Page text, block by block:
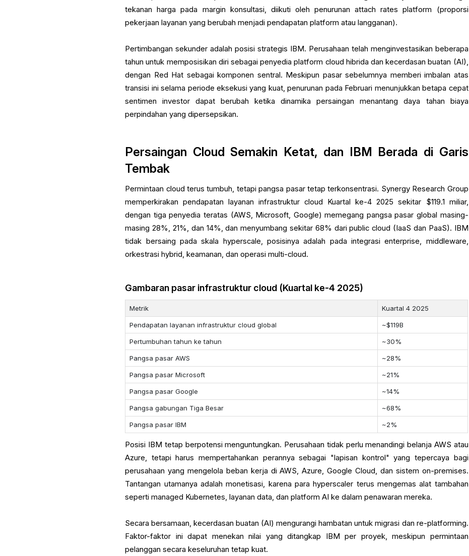
tekanan harga pada margin konsultasi, diikuti oleh penurunan attach rates platform (proporsi
pekerjaan layanan yang berubah menjadi pendapatan platform atau langganan).
Pertimbangan sekunder adalah posisi strategis IBM. Perusahaan telah menginvestasikan beberapa
tahun untuk memposisikan diri sebagai penyedia platform cloud hibrida dan kecerdasan buatan (AI),
dengan Red Hat sebagai komponen sentral. Meskipun pasar sebelumnya memberi imbalan atas
transisi ini selama periode eksekusi yang kuat, penurunan pada Februari menunjukkan betapa cepat
sentimen investor dapat berubah ketika dinamika persaingan menantang daya tahan biaya
perpindahan yang dipersepsikan.
Persaingan Cloud Semakin Ketat, dan IBM Berada di Garis
Tembak
Permintaan cloud terus tumbuh, tetapi pangsa pasar tetap terkonsentrasi. Synergy Research Group
memperkirakan pendapatan layanan infrastruktur cloud Kuartal ke-4 2025 sekitar $119.1 miliar,
dengan tiga penyedia teratas (AWS, Microsoft, Google) memegang pangsa pasar global masing-
masing 28%, 21%, dan 14%, dan menyumbang sekitar 68% dari public cloud (IaaS dan PaaS). IBM
tidak bersaing pada skala hyperscale, posisinya adalah pada integrasi enterprise, middleware,
orkestrasi hybrid, keamanan, dan operasi multi-cloud.
Gambaran pasar infrastruktur cloud (Kuartal ke-4 2025)
Metrik Kuartal 4 2025
Pendapatan layanan infrastruktur cloud global ~$119B
Pertumbuhan tahun ke tahun ~30%
Pangsa pasar AWS ~28%
Pangsa pasar Microsoft ~21%
Pangsa pasar Google ~14%
Pangsa gabungan Tiga Besar ~68%
Pangsa pasar IBM ~2%
Posisi IBM tetap berpotensi menguntungkan. Perusahaan tidak perlu menandingi belanja AWS atau
Azure, tetapi harus mempertahankan perannya sebagai "lapisan kontrol" yang tepercaya bagi
perusahaan yang mengelola beban kerja di AWS, Azure, Google Cloud, dan sistem on-premises.
Tantangan utamanya adalah monetisasi, karena para hyperscaler terus mengemas alat tambahan
seperti managed Kubernetes, layanan data, dan platform AI ke dalam penawaran mereka.
Secara bersamaan, kecerdasan buatan (AI) mengurangi hambatan untuk migrasi dan re-platforming.
Faktor-faktor ini dapat menekan nilai yang ditangkap IBM per proyek, meskipun permintaan
pelanggan secara keseluruhan tetap kuat.